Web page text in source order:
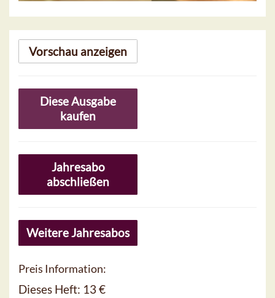
Vorschau anzeigen
Diese Ausgabe
kaufen
Jahresabo
abschließen
Weitere Jahresabos
Preis Information:
Dieses Heft: 13 €